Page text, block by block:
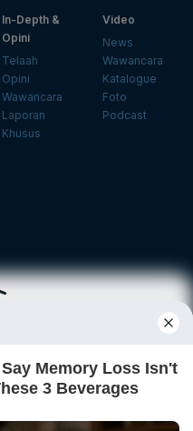
In-Depth &
Opini
Telaah
Opini
Wawancara
Laporan
Khusus
Video
News
Wawancara
Katalogue
Foto
Podcast
Daftar